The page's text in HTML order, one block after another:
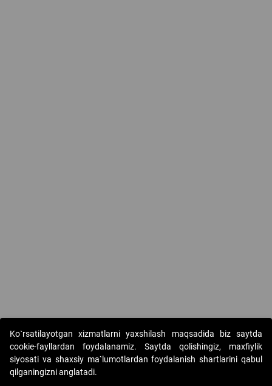
Copyright © 2017-2026. "Elektron onlayn-auksionlarni
Ko`rsatilayotgan xizmatlarni yaxshilash maqsadida biz saytda
cookie-fayllardan foydalanamiz. Saytda qolishingiz, maxfiylik
siyosati va shaxsiy ma`lumotlardan foydalanish shartlarini qabul
qilganingizni anglatadi.